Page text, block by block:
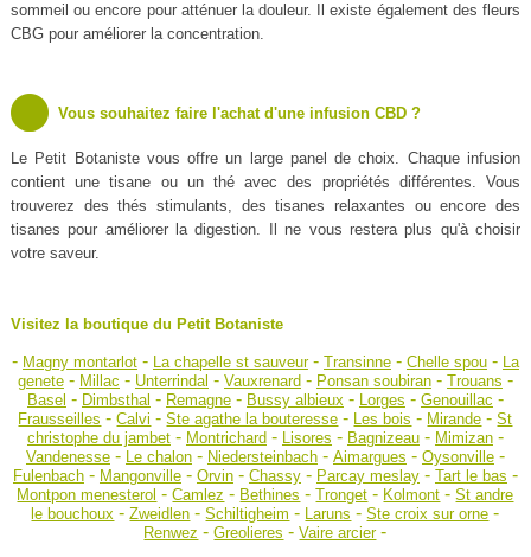
sommeil ou encore pour atténuer la douleur. Il existe également des fleurs
CBG pour améliorer la concentration.
Vous souhaitez faire l'achat d'une infusion CBD ?
Le Petit Botaniste vous offre un large panel de choix. Chaque infusion
contient une tisane ou un thé avec des propriétés différentes. Vous
trouverez des thés stimulants, des tisanes relaxantes ou encore des
tisanes pour améliorer la digestion. Il ne vous restera plus qu'à choisir
votre saveur.
Visitez la boutique du Petit Botaniste
- Magny montarlot- La chapelle st sauveur- Transinne- Chelle spou- La
genete- Millac - Unterrindal - Vauxrenard- Ponsan soubiran- Trouans -
Basel - Dimbsthal - Remagne- Bussy albieux - Lorges - Genouillac -
Frausseilles -Calvi -Ste agathe la bouteresse - Les bois - Mirande -St
christophe du jambet- Montrichard- Lisores - Bagnizeau- Mimizan-
Vandenesse- Le chalon- Niedersteinbach- Aimargues - Oysonville-
Fulenbach- Mangonville- Orvin- Chassy- Parcay meslay- Tart le bas -
Montpon menesterol -Camlez - Bethines -Tronget - Kolmont -St andre
le bouchoux -Zweidlen -Schiltigheim - Laruns -Ste croix sur orne -
Renwez -Greolieres -Vaire arcier-